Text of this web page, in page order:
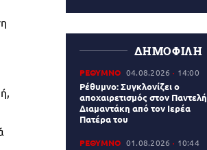
ΔΗΜΟΦΙΛΗ
ΡΕΘΥΜΝΟ 04.08.2026 14:00
Ρέθυμνο: Συγκλονίζει ο
αποχαιρετισμός στον Παντελή
Διαμαντάκη από τον Ιερέα
Πατέρα του
ΡΕΘΥΜΝΟ 01.08.2026 10:44